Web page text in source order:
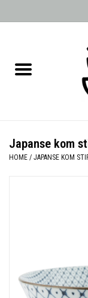
Albast waxinehouders
Over Simon's Tafel
Japanse kom
HOME / JAPANSE KOM